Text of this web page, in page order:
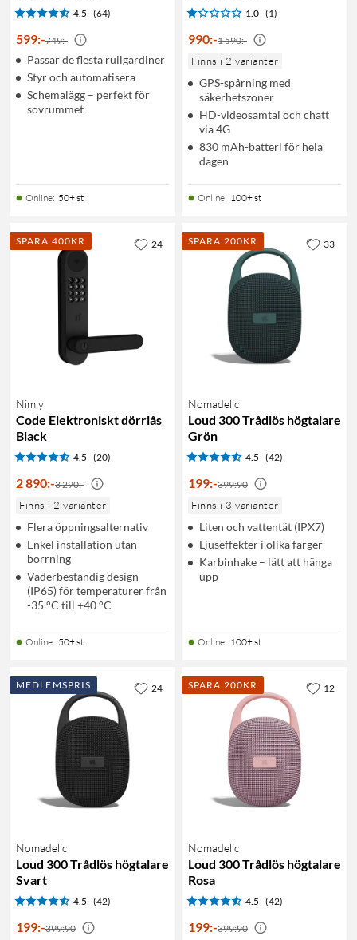
4.5 (64)
599:-749:-
Passar de flesta rullgardiner
Styr och automatisera
Schemalägg – perfekt för
sovrummet
Online: 50+ st
1.0 (1)
990:-1 590:-
Finns i 2 varianter
GPS-spårning med
säkerhetszoner
HD-videosamtal och chatt
via 4G
830 mAh-batteri för hela
dagen
Online: 100+ st
SPARA 400KR
Nimly
Code Elektroniskt dörrlås
Black
4.5 (20)
2 890:-3 290:-
Finns i 2 varianter
Flera öppningsalternativ
Enkel installation utan
borrning
Väderbeständig design
(IP65) för temperaturer från
-35 °C till +40 °C
Online: 50+ st
24 SPARA 200KR
Nomadelic
Loud 300 Trådlös högtalare
Grön
4.5 (42)
199:-399:90
Finns i 3 varianter
Liten och vattentät (IPX7)
Ljuseffekter i olika färger
Karbinhake – lätt att hänga
upp
Online: 100+ st
33
MEDLEMSPRIS
Nomadelic
Loud 300 Trådlös högtalare
Svart
4.5 (42)
199:-399:90
24 SPARA 200KR
Nomadelic
Loud 300 Trådlös högtalare
Rosa
4.5 (42)
199:-399:90
12